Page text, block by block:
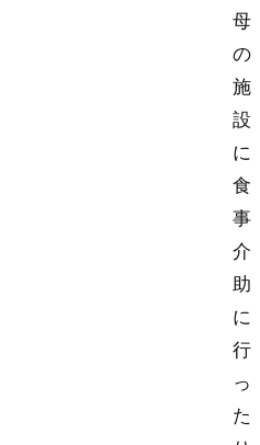
母
の
施
設
に
食
事
介
助
に
行
っ
た